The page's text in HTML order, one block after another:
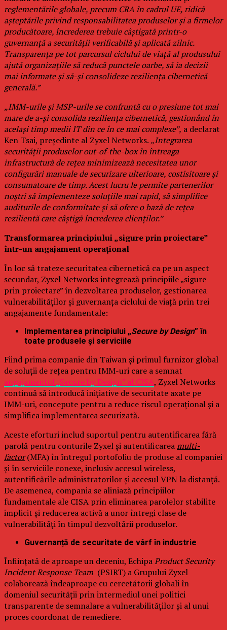
reglementările globale, precum CRA în cadrul UE, ridică
așteptările privind responsabilitatea produselor și a firmelor
producătoare, încrederea trebuie câștigată printr-o
guvernanță a securității verificabilă și aplicată zilnic.
Transparența pe tot parcursul ciclului de viață al produsului
ajută organizațiile să reducă punctele oarbe, să ia decizii
mai informate și să-și consolideze reziliența cibernetică
generală.”
„IMM-urile și MSP-urile se confruntă cu o presiune tot mai
mare de a-și consolida reziliența cibernetică, gestionând în
același timp medii IT din ce în ce mai complexe”, a declarat
Ken Tsai, președinte al Zyxel Networks. „Integrarea
securității produselor out-of-the-box în întreaga
infrastructură de rețea minimizează necesitatea unor
configurări manuale de securizare ulterioare, costisitoare și
consumatoare de timp. Acest lucru le permite partenerilor
noștri să implementeze soluțiile mai rapid, să simplifice
auditurile de conformitate și să ofere o bază de rețea
rezilientă care câștigă încrederea clienților.”
Transformarea principiului „sigure prin proiectare”
într-un angajament operațional
În loc să trateze securitatea cibernetică ca pe un aspect
secundar, Zyxel Networks integrează principiile „sigure
prin proiectare” în dezvoltarea produselor, gestionarea
vulnerabilităților și guvernanța ciclului de viață prin trei
angajamente fundamentale:
Implementarea principiului „Secure by Design” în
toate produsele și serviciile
Fiind prima companie din Taiwan și primul furnizor global
de soluții de rețea pentru IMM-uri care a semnat
angajamentul „Secure by Design” al CISA, Zyxel Networks
continuă să introducă inițiative de securitate axate pe
IMM-uri, concepute pentru a reduce riscul operațional și a
simplifica implementarea securizată.
Aceste eforturi includ suportul pentru autentificarea fără
parolă pentru conturile Zyxel și autentificareamulti-
factor(MFA) în întregul portofoliu de produse al companiei
și în serviciile conexe, inclusiv accesul wireless,
autentificările administratorilor și accesul VPN la distanță.
De asemenea, compania se aliniază principiilor
fundamentale ale CISA prin eliminarea parolelor stabilite
implicit și reducerea activă a unor întregi clase de
vulnerabilități în timpul dezvoltării produselor.
Guvernanță de securitate de vârf în industrie
Înființată de aproape un deceniu, EchipaProduct Security
Incident Response Team (PSIRT) a Grupului Zyxel
colaborează îndeaproape cu cercetătorii globali în
domeniul securității prin intermediul unei politici
transparente de semnalare a vulnerabilităților și al unui
proces coordonat de remediere.